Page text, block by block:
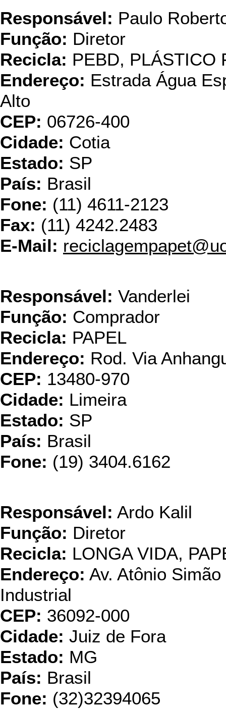
Responsável: Paulo
Função: Diretor
Recicla: PEBD, PLÁSTICO
Endereço: Estrada Água
Alto
CEP: 06726-400
Cidade: Cotia
Estado: SP
País: Brasil
Fone: (11) 4611-2123
Fax: (11) 4242.2483
E-Mail:
Responsável: Vanderlei
Função: Comprador
Recicla: PAPEL
Endereço: Rod. Via
CEP: 13480-970
Cidade: Limeira
Estado: SP
País: Brasil
Fone: (19) 3404.6162
Responsável: Ardo Kalil
Função: Diretor
Recicla: LONGA VIDA,
Endereço: Av. Atônio
Industrial
CEP: 36092-000
Cidade: Juiz de Fora
Estado: MG
País: Brasil
Fone: (32)32394065